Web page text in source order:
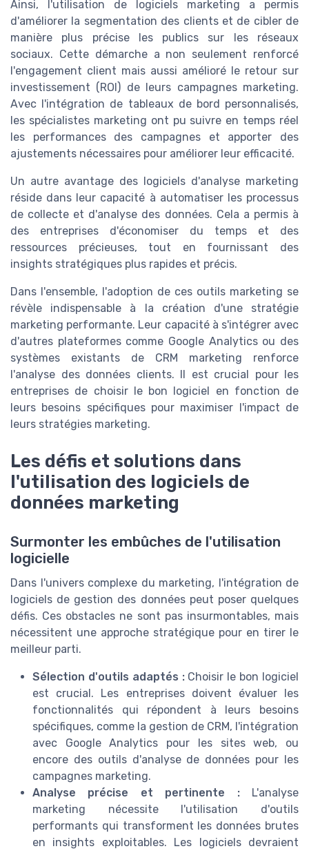
Ainsi, l'utilisation de logiciels marketing a permis
d'améliorer la segmentation des clients et de cibler de
manière plus précise les publics sur les réseaux
sociaux. Cette démarche a non seulement renforcé
l'engagement client mais aussi amélioré le retour sur
investissement (ROI) de leurs campagnes marketing.
Avec l'intégration de tableaux de bord personnalisés,
les spécialistes marketing ont pu suivre en temps réel
les performances des campagnes et apporter des
ajustements nécessaires pour améliorer leur efficacité.
Un autre avantage des logiciels d'analyse marketing
réside dans leur capacité à automatiser les processus
de collecte et d'analyse des données. Cela a permis à
des entreprises d'économiser du temps et des
ressources précieuses, tout en fournissant des
insights stratégiques plus rapides et précis.
Dans l'ensemble, l'adoption de ces outils marketing se
révèle indispensable à la création d'une stratégie
marketing performante. Leur capacité à s'intégrer avec
d'autres plateformes comme Google Analytics ou des
systèmes existants de CRM marketing renforce
l'analyse des données clients. Il est crucial pour les
entreprises de choisir le bon logiciel en fonction de
leurs besoins spécifiques pour maximiser l'impact de
leurs stratégies marketing.
Les défis et solutions dans
l'utilisation des logiciels de
données marketing
Surmonter les embûches de l'utilisation
logicielle
Dans l'univers complexe du marketing, l'intégration de
logiciels de gestion des données peut poser quelques
défis. Ces obstacles ne sont pas insurmontables, mais
nécessitent une approche stratégique pour en tirer le
meilleur parti.
Sélection d'outils adaptés :Choisir le bon logiciel
est crucial. Les entreprises doivent évaluer les
fonctionnalités qui répondent à leurs besoins
spécifiques, comme la gestion de CRM, l'intégration
avec Google Analytics pour les sites web, ou
encore des outils d'analyse de données pour les
campagnes marketing.
Analyse précise et pertinente :L'analyse
marketing nécessite l'utilisation d'outils
performants qui transforment les données brutes
en insights exploitables. Les logiciels devraient